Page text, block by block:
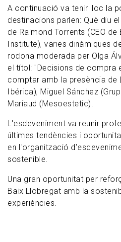
A continuació va tenir lloc la
destinacions parlen: Què diu
de Raimond Torrents (CEO
Institute), varies dinàmiques
rodona moderada per Olga
el títol: "Decisions de compra
comptar amb la presència de
Ibérica), Miguel Sánchez
Mariaud (Mesoestetic).
L'esdeveniment va reunir
últimes tendències i
en l'organització
sostenible.
Una gran oportunitat per
Baix Llobregat amb la
experiències.